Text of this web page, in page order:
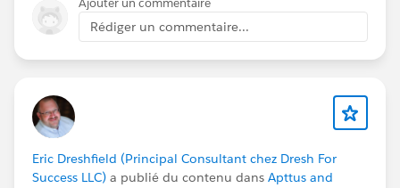
Rédiger un commentaire...
Eric Dreshfield (Principal Consultant chez Dresh For
Success LLC) a publié du contenu dans Apttus and